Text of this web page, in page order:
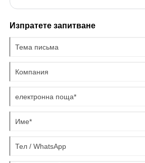
Изпратете запитване